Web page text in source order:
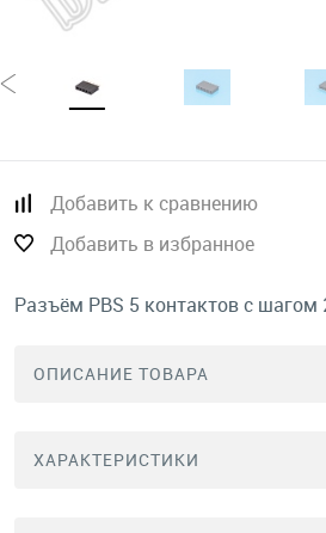
Добавить к сравнению
Добавить в избранное
Разъём PBS 5 контактов с
ОПИСАНИЕ ТОВАРА
ХАРАКТЕРИСТИКИ